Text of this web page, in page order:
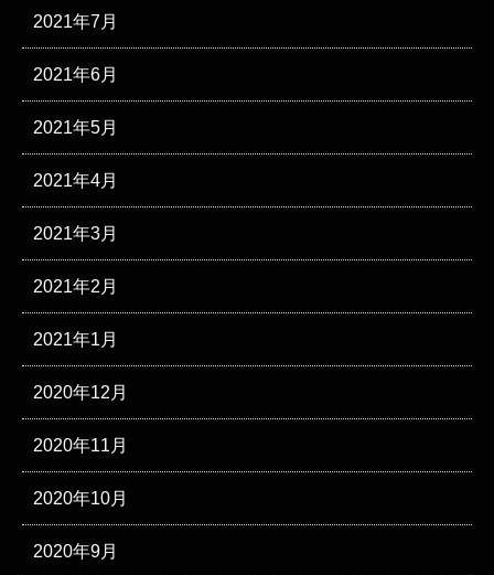
2021年7月
2021年6月
2021年5月
2021年4月
2021年3月
2021年2月
2021年1月
2020年12月
2020年11月
2020年10月
2020年9月